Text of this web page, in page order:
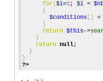
for($i=0; $i <
{
$conditions
}
return $this->
}
return null;
}
}
?>